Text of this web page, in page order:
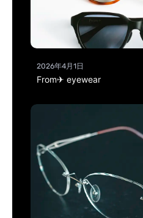
2026年4月1日
From✈ eyewear